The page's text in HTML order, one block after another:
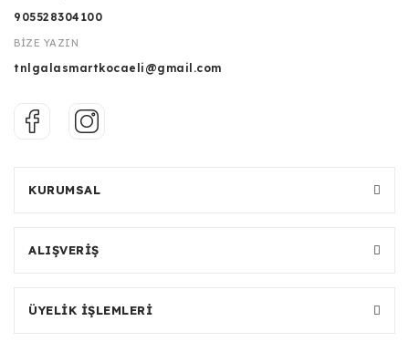
905528304100
BİZE YAZIN
tnlgalasmartkocaeli@gmail.com
KURUMSAL
ALIŞVERİŞ
ÜYELİK İŞLEMLERİ